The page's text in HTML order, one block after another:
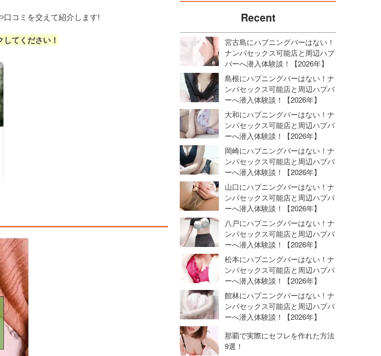
コミを交えて紹介します!
てください！
Recent
宮古島にハプニングバーはない！
ナンパセックス可能店と周辺ハプ
バーへ潜入体験談！【2026年】
島根にハプニングバーはない！ナ
ンパセックス可能店と周辺ハプバ
ーへ潜入体験談！【2026年】
大和にハプニングバーはない！ナ
ンパセックス可能店と周辺ハプバ
ーへ潜入体験談！【2026年】
岡崎にハプニングバーはない！ナ
ンパセックス可能店と周辺ハプバ
ーへ潜入体験談！【2026年】
山口にハプニングバーはない！ナ
ンパセックス可能店と周辺ハプバ
ーへ潜入体験談！【2026年】
八戸にハプニングバーはない！ナ
ンパセックス可能店と周辺ハプバ
ーへ潜入体験談！【2026年】
松本にハプニングバーはない！ナ
ンパセックス可能店と周辺ハプバ
ーへ潜入体験談！【2026年】
館林にハプニングバーはない！ナ
ンパセックス可能店と周辺ハプバ
ーへ潜入体験談！【2026年】
那覇で実際にセフレを作れた方法
9選！